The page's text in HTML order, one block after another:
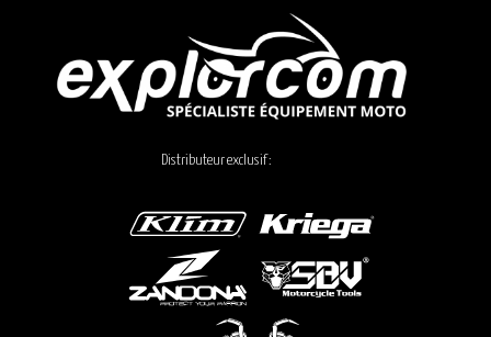
Distributeur exclusif :